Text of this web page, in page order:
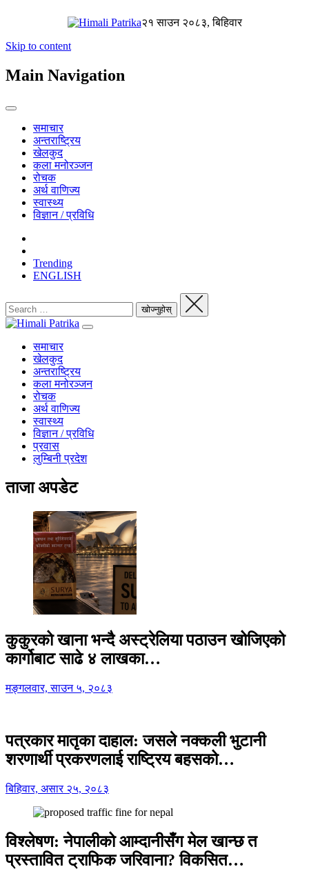
२१ साउन २०८३, बिहिवार
Skip to content
Main Navigation
समाचार
अन्तराष्ट्रिय
खेलकुद
कला मनोरञ्जन
रोचक
अर्थ वाणिज्य
स्वास्थ्य
विज्ञान / प्रविधि
Trending
ENGLISH
समाचार
खेलकुद
अन्तराष्ट्रिय
कला मनोरञ्जन
रोचक
अर्थ वाणिज्य
स्वास्थ्य
विज्ञान / प्रविधि
प्रवास
लुम्बिनी प्रदेश
ताजा अपडेट
कुकुरको खाना भन्दै अस्ट्रेलिया पठाउन खोजिएको
कार्गोबाट साढे ४ लाखका…
मङ्गलवार, साउन ५, २०८३
पत्रकार मातृका दाहाल: जसले नक्कली भुटानी
शरणार्थी प्रकरणलाई राष्ट्रिय बहसको…
बिहिवार, असार २५, २०८३
विश्लेषण: नेपालीको आम्दानीसँग मेल खान्छ त
प्रस्तावित ट्राफिक जरिवाना? विकसित…